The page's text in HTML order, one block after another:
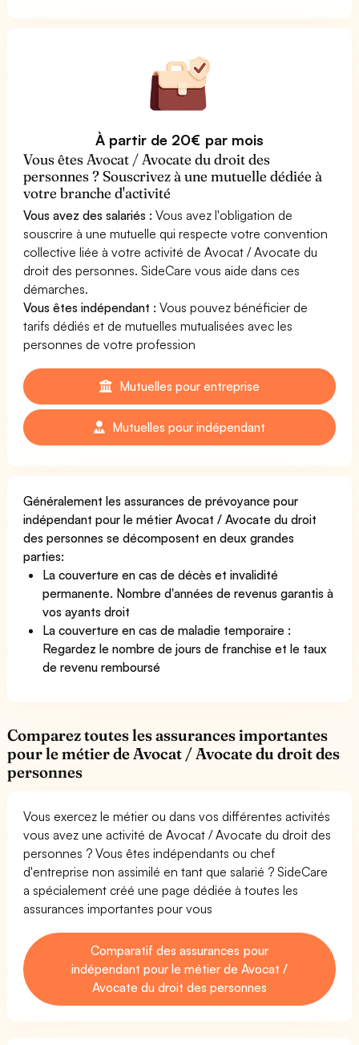
À partir de 20€ par mois
Vous êtes Avocat / Avocate du droit des
personnes ? Souscrivez à une mutuelle dédiée à
votre branche d'activité
Vous avez des salariés : Vous avez l'obligation de
souscrire à une mutuelle qui respecte votre convention
collective liée à votre activité de Avocat / Avocate du
droit des personnes. SideCare vous aide dans ces
démarches.
Vous êtes indépendant : Vous pouvez bénéficier de
tarifs dédiés et de mutuelles mutualisées avec les
personnes de votre profession
Mutuelles pour entreprise
Mutuelles pour indépendant
Généralement les assurances de prévoyance pour
indépendant pour le métier Avocat / Avocate du droit
des personnes se décomposent en deux grandes
parties:
La couverture en cas de décès et invalidité
permanente. Nombre d'années de revenus garantis à
vos ayants droit
La couverture en cas de maladie temporaire :
Regardez le nombre de jours de franchise et le taux
de revenu remboursé
Comparez toutes les assurances importantes
pour le métier de Avocat / Avocate du droit des
personnes
Vous exercez le métier ou dans vos différentes activités
vous avez une activité de Avocat / Avocate du droit des
personnes ? Vous êtes indépendants ou chef
d'entreprise non assimilé en tant que salarié ? SideCare
a spécialement créé une page dédiée à toutes les
assurances importantes pour vous
Comparatif des assurances pour
indépendant pour le métier de Avocat /
Avocate du droit des personnes